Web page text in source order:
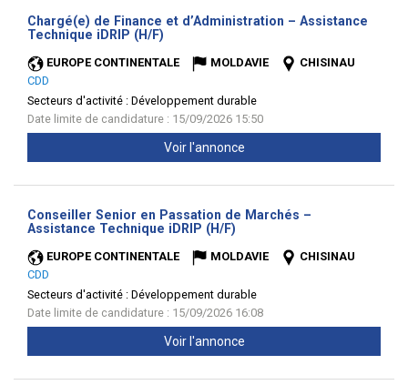
Chargé(e) de Finance et d’Administration – Assistance
Technique iDRIP (H/F)
EUROPE CONTINENTALE MOLDAVIE
CHISINAU
CDD
Secteurs d'activité : Développement durable
Date limite de candidature : 15/09/2026 15:50
Voir l'annonce
Conseiller Senior en Passation de Marchés –
Assistance Technique iDRIP (H/F)
EUROPE CONTINENTALE MOLDAVIE
CHISINAU
CDD
Secteurs d'activité : Développement durable
Date limite de candidature : 15/09/2026 16:08
Voir l'annonce